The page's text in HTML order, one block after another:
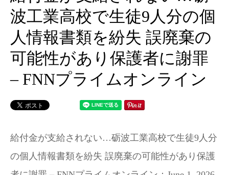
波工業高校で生徒9人分の個
人情報書類を紛失 誤廃棄の
可能性があり保護者に謝罪
– FNNプライムオンライン
給付金が支給されない…砺波工業高校で生徒9人分
の個人情報書類を紛失 誤廃棄の可能性があり保護